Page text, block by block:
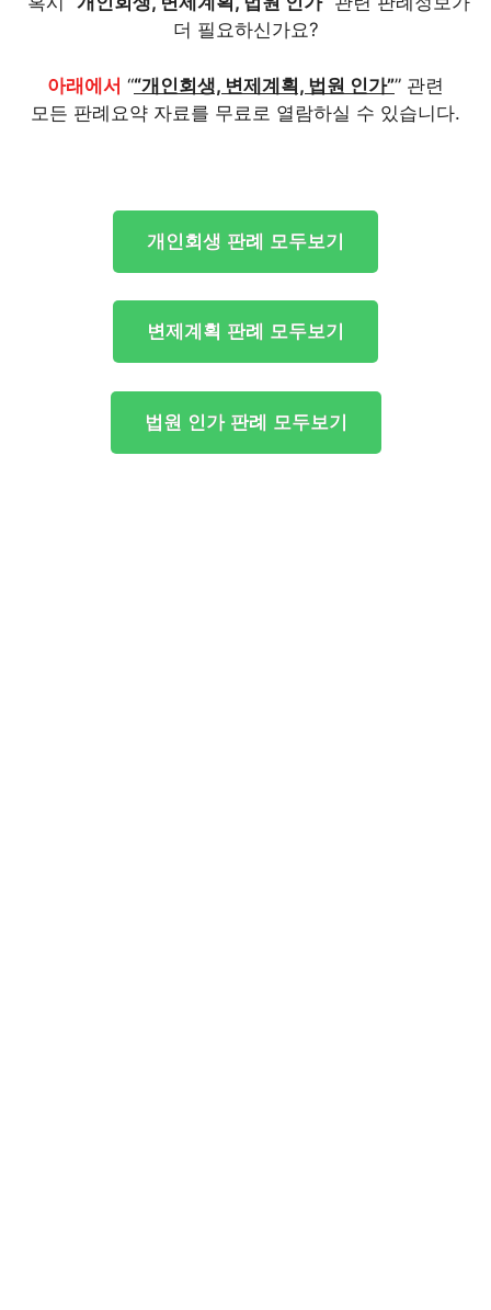
더 필요하신가요?
아래에서 ““개인회생, 변제계획, 법원 인가”” 관련
모든 판례요약 자료를 무료로 열람하실 수 있습니다.
개인회생 판례 모두보기
변제계획 판례 모두보기
법원 인가 판례 모두보기